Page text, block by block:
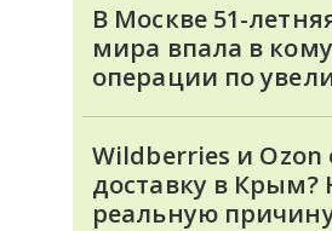
В Москве 51-
мира впала в
операции по
Wildberries и Ozon
доставку в Крым?
реальную